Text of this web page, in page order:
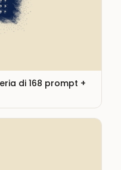
di 168 prompt +